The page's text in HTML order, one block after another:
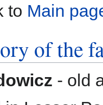
to Main
of the
- old